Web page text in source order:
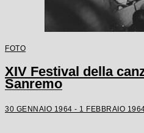
FOTO
XIV Festival della
Sanremo
30 GENNAIO 1964 - 1 FEBBRAIO